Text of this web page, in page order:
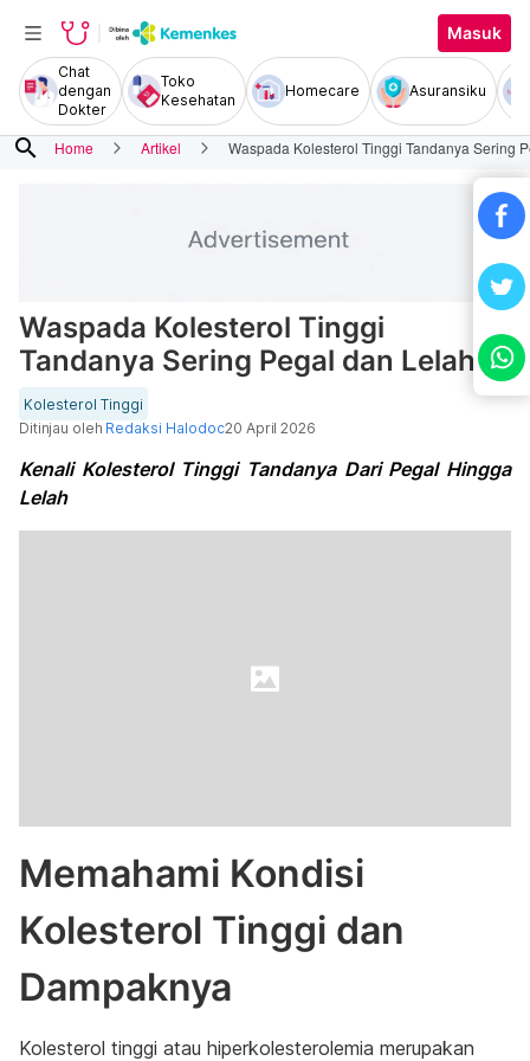
Masuk
Chat
dengan
Dokter
Toko
Kesehatan
Homecare Asuransiku
search Home Artikel Waspada Kolesterol Tinggi Tandanya Sering
Waspada Kolesterol Tinggi
Tandanya Sering Pegal dan Lelah
Kolesterol Tinggi
Ditinjau oleh Redaksi Halodoc20 April 2026
Kenali Kolesterol Tinggi Tandanya Dari Pegal Hingga
Lelah
Memahami Kondisi
Kolesterol Tinggi dan
Dampaknya
Kolesterol tinggi atau hiperkolesterolemia merupakan